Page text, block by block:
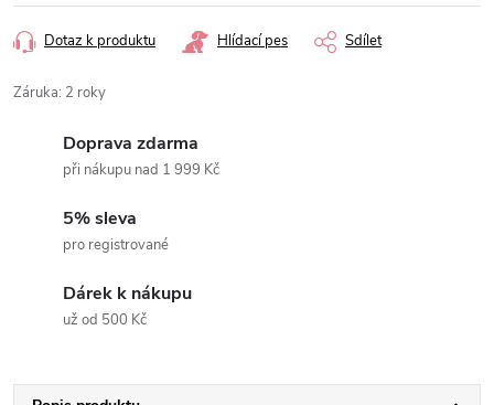
Dotaz k produktu Hlídací pes Sdílet
Záruka: 2 roky
Doprava zdarma
při nákupu nad 1 999 Kč
5% sleva
pro registrované
Dárek k nákupu
už od 500 Kč